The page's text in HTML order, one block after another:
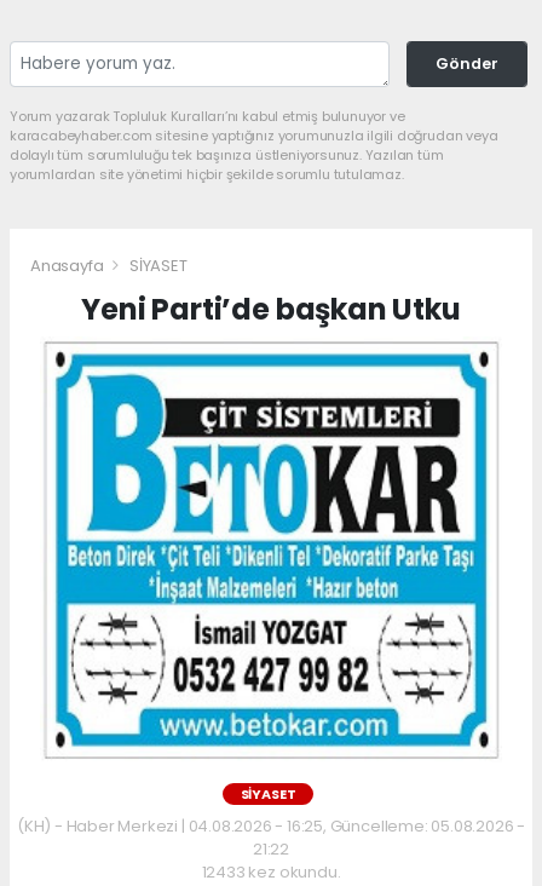
Gönder
Yorum yazarak Topluluk Kuralları’nı kabul etmiş bulunuyor ve
karacabeyhaber.com sitesine yaptığınız yorumunuzla ilgili doğrudan veya
dolaylı tüm sorumluluğu tek başınıza üstleniyorsunuz. Yazılan tüm
yorumlardan site yönetimi hiçbir şekilde sorumlu tutulamaz.
Anasayfa SİYASET
Yeni Parti’de başkan Utku
SİYASET
(KH) - Haber Merkezi | 04.08.2026 - 16:25, Güncelleme: 05.08.2026 -
21:22
12433 kez okundu.